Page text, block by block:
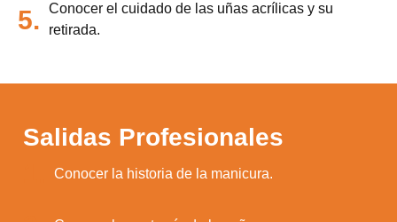
5.
Conocer el cuidado de las uñas acrílicas y su
retirada.
Salidas Profesionales
Conocer la historia de la manicura.